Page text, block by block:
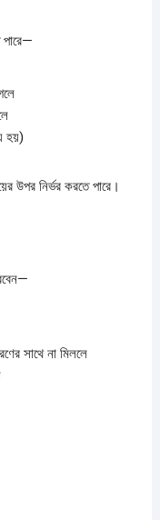
পারে—
হয়)
উপর নির্ভর করতে পারে।
সাথে না মিললে